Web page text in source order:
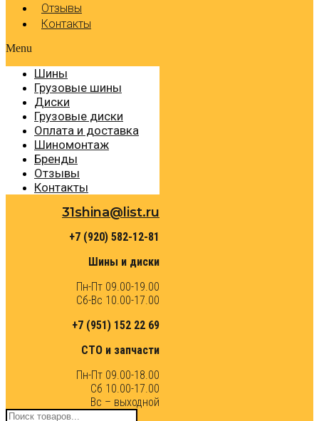
Отзывы
Контакты
Menu
Шины
Грузовые шины
Диски
Грузовые диски
Оплата и доставка
Шиномонтаж
Бренды
Отзывы
Контакты
31shina@list.ru
+7 (920) 582-12-81
Шины и диски
Пн-Пт 09.00-19.00
Сб-Вс 10.00-17.00
+7 (951) 152 22 69
СТО и запчасти
Пн-Пт 09.00-18.00
Сб 10.00-17.00
Вс – выходной
Поиск